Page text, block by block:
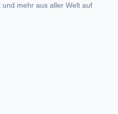
mehr aus aller Welt auf